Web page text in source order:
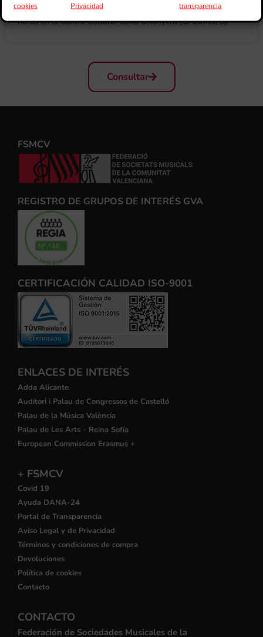
cookies
Privacidad
transparencia
Se presentará el próximo viernes 5 de noviembre a las 19:30
horas en el Centro Cultural Caixa Ontinyent (C/ Gomis, 3).
Consultar
FSMCV
REGISTRO DE GRUPOS DE INTERÉS GVA
CERTIFICACIÓN CALIDAD ISO-9001
ENLACES DE INTERÉS
Adda Alicante
Auditori i Palau de Congressos de Castelló
Palau de la Música València
Palau de Les Arts - Reina Sofía
European Commission Erasmus +
+ FSMCV
Covid 19
Ayuda DANA-24
Portal de Transparencia
Aviso Legal y de Privacidad
Términos y condiciones de compra
Devoluciones
Política de cookies
Contacto
CONTACTO
Federación de Sociedades Musicales de la